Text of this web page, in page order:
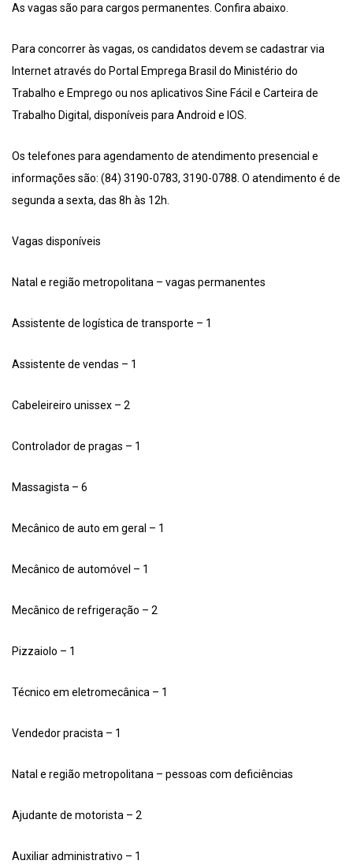
As vagas são para cargos permanentes. Confira abaixo.
Para concorrer às vagas, os candidatos devem se cadastrar via
Internet através do Portal Emprega Brasil do Ministério do
Trabalho e Emprego ou nos aplicativos Sine Fácil e Carteira de
Trabalho Digital, disponíveis para Android e IOS.
Os telefones para agendamento de atendimento presencial e
informações são: (84) 3190-0783, 3190-0788. O atendimento é de
segunda a sexta, das 8h às 12h.
Vagas disponíveis
Natal e região metropolitana – vagas permanentes
Assistente de logística de transporte – 1
Assistente de vendas – 1
Cabeleireiro unissex – 2
Controlador de pragas – 1
Massagista – 6
Mecânico de auto em geral – 1
Mecânico de automóvel – 1
Mecânico de refrigeração – 2
Pizzaiolo – 1
Técnico em eletromecânica – 1
Vendedor pracista – 1
Natal e região metropolitana – pessoas com deficiências
Ajudante de motorista – 2
Auxiliar administrativo – 1